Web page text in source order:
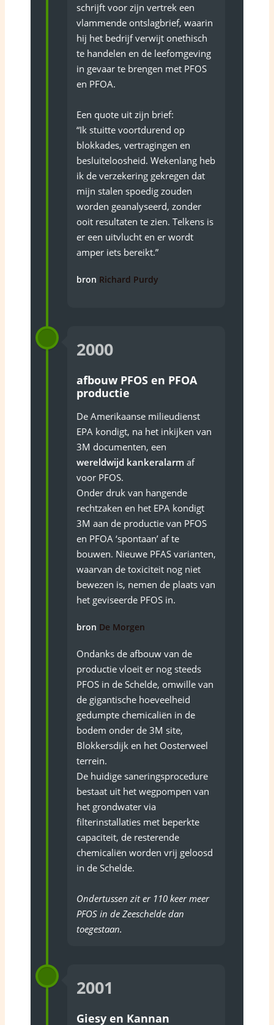
schrijft voor zijn vertrek een
vlammende ontslagbrief, waarin
hij het bedrijf verwijt onethisch
te handelen en de leefomgeving
in gevaar te brengen met PFOS
en PFOA.
Een quote uit zijn brief:
“Ik stuitte voortdurend op
blokkades, vertragingen en
besluiteloosheid. Wekenlang heb
ik de verzekering gekregen dat
mijn stalen spoedig zouden
worden geanalyseerd, zonder
ooit resultaten te zien. Telkens is
er een uitvlucht en er wordt
amper iets bereikt.”
bron Richard Purdy
2000
afbouw PFOS en PFOA
productie
De Amerikaanse milieudienst
EPA kondigt, na het inkijken van
3M documenten, een
wereldwijd kankeralarmaf
voor PFOS.
Onder druk van hangende
rechtzaken en het EPA kondigt
3M aan de productie van PFOS
en PFOA ‘spontaan’ af te
bouwen. Nieuwe PFAS varianten,
waarvan de toxiciteit nog niet
bewezen is, nemen de plaats van
het geviseerde PFOS in.
bron De Morgen
Ondanks de afbouw van de
productie vloeit er nog steeds
PFOS in de Schelde, omwille van
de gigantische hoeveelheid
gedumpte chemicaliën in de
bodem onder de 3M site,
Blokkersdijk en het Oosterweel
terrein.
De huidige saneringsprocedure
bestaat uit het wegpompen van
het grondwater via
filterinstallaties met beperkte
capaciteit, de resterende
chemicaliën worden vrij geloosd
in de Schelde.
Ondertussen zit er 110 keer meer
PFOS in de Zeeschelde dan
toegestaan.
2001
Giesy en Kannan